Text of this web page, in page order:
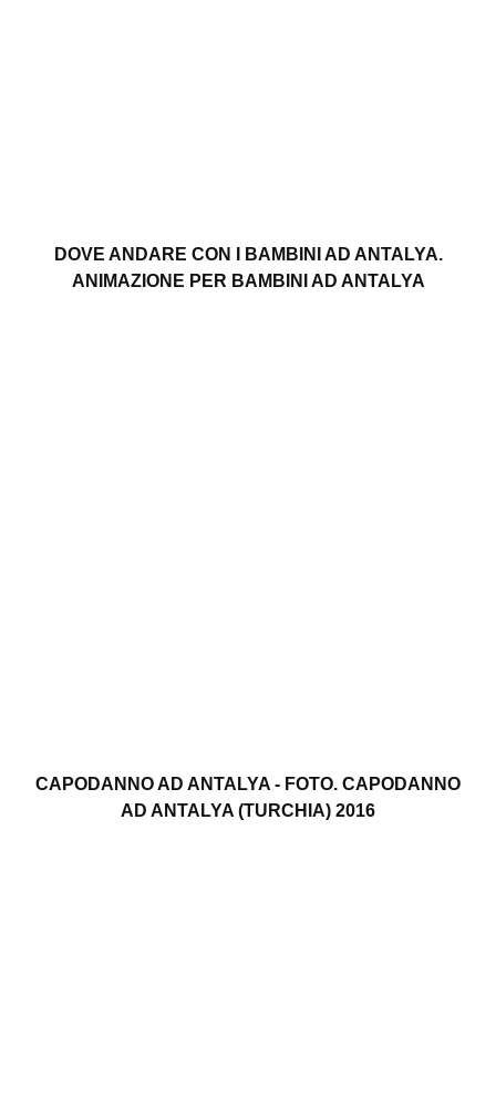
DOVE ANDARE CON I BAMBINI AD ANTALYA.
ANIMAZIONE PER BAMBINI AD ANTALYA
CAPODANNO AD ANTALYA - FOTO. CAPODANNO
AD ANTALYA (TURCHIA) 2016